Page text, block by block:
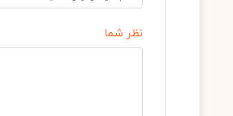
نظر شما